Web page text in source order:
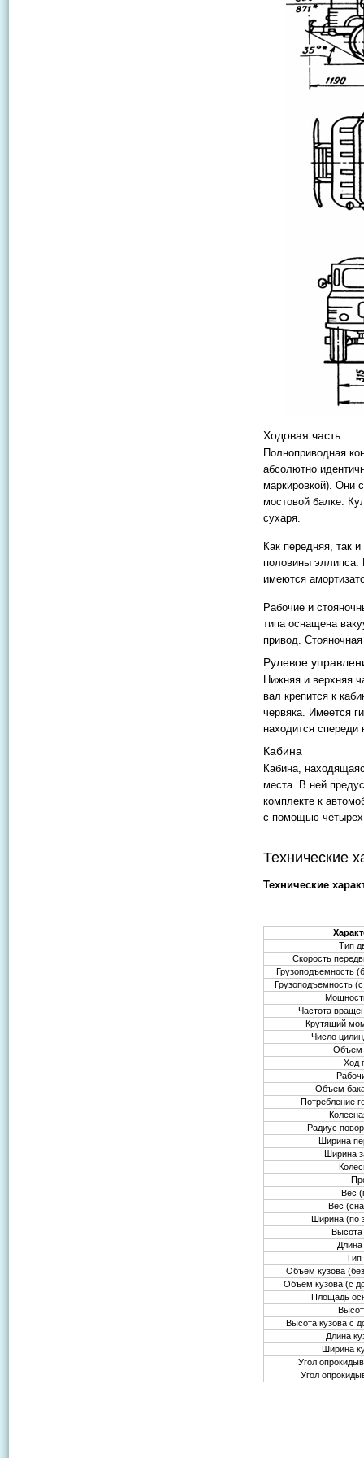
Ходовая часть
Полноприводная
абсолютно
маркировкой). Они
мостовой балке.
сухаря.
Как передняя, так
половины эллипса.
имеются
Рабочие и
типа оснащена
привод.
Рулевое
Нижняя и верхняя
вал крепится к
червяка. Имеется
находится спереди
Кабина
Кабина,
места. В ней
комплекте к
с помощью
Технические
Технические
Тип
Скорость
Грузоподъемность
Грузоподъемность
Частота
Крутящий
Число
Объем
Ход
Объем
Потребление
Радиус
Ширина
Ширина
Вес
Вес
Ширина (по
Высота
Тип
Объем кузова
Объем кузова (с
Площадь
Высота кузова с
Длина
Ширина
Угол
Угол